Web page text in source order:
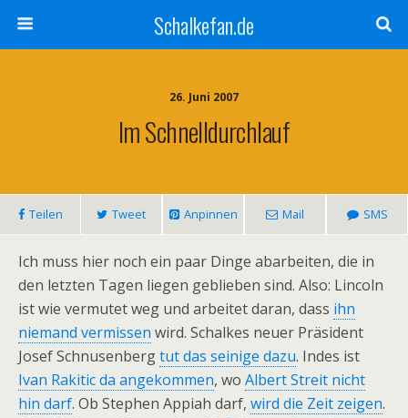
Schalkefan.de
26. Juni 2007
Im Schnelldurchlauf
Teilen Tweet Anpinnen Mail SMS
Ich muss hier noch ein paar Dinge abarbeiten, die in
den letzten Tagen liegen geblieben sind. Also: Lincoln
ist wie vermutet weg und arbeitet daran, dass ihn
niemand vermissen wird. Schalkes neuer Präsident
Josef Schnusenbergtut das seinige dazu. Indes ist
Ivan Rakitic da angekommen, wo Albert Streit nicht
hin darf. Ob Stephen Appiah darf, wird die Zeit zeigen.